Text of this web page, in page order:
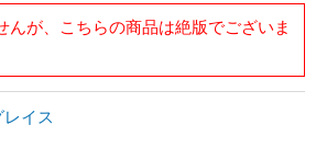
が、こちらの商品は絶版でございま
イス